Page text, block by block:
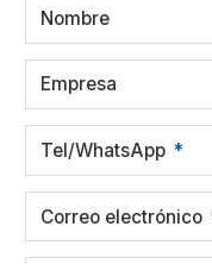
Nombre
Empresa
Tel/WhatsApp
Correo electrónico